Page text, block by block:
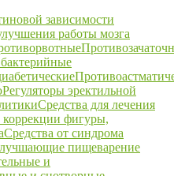
зависимости
работы мозга
Регуляторы эректильной
Средства для лечения
коррекции фигуры,
Средства от синдрома
пищеварение
и